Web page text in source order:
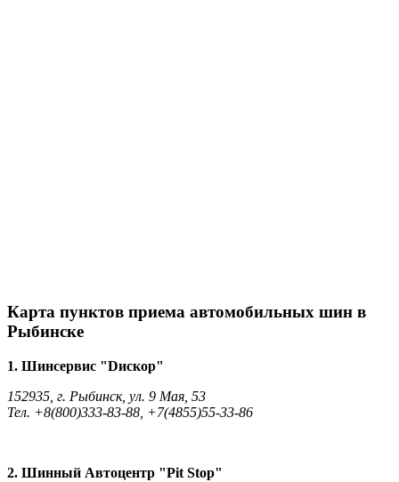
Карта пунктов приема автомобильных шин в
Рыбинске
1. Шинсервис "Dискор"
152935, г. Рыбинск, ул. 9 Мая, 53
Тел. +8(800)333-83-88, +7(4855)55-33-86
2. Шинный Автоцентр "Pit Stop"